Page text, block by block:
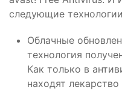
следующие
Облачные
технология
Как только в
находят